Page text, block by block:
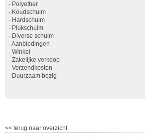
- Polyether
- Koudschuim
- Hardschuim
- Plukschuim
- Diverse schuim
-Aanbiedingen
- Winkel
- Zakelijke verkoop
- Verzendkosten
- Duurzaam bezig
<< terug naar overzicht